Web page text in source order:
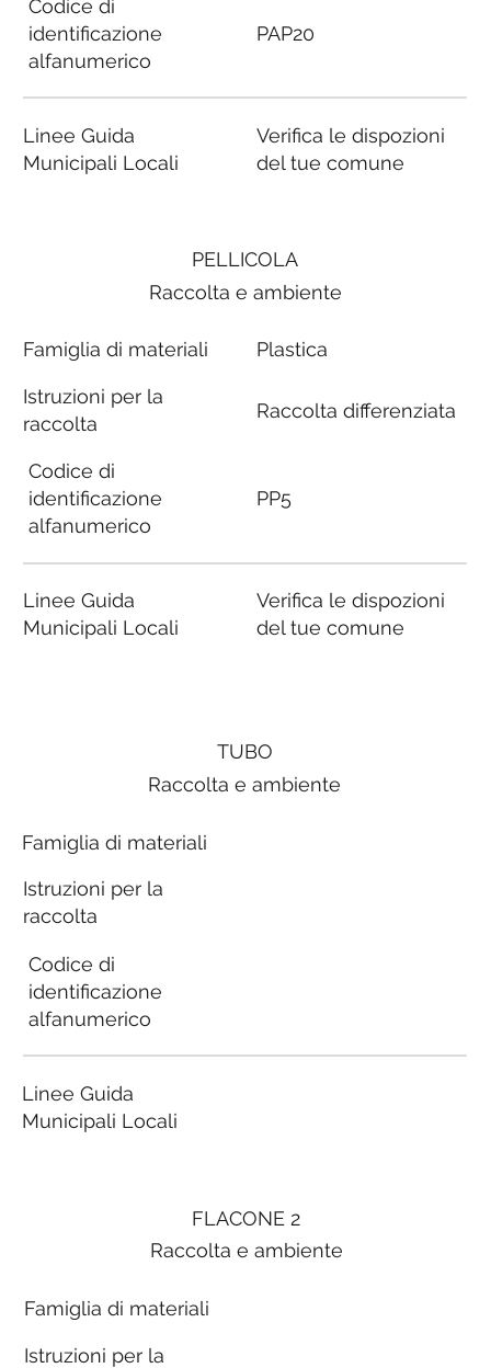
PELLICOLA
Raccolta e ambiente
Famiglia di materiali
Istruzioni per la
raccolta
Codice di
identificazione
alfanumerico
Linee Guida
Municipali Locali
Plastica
Raccolta differenziata
PP5
Verifica le dispozioni
del tue comune
FLACONE 2
Raccolta e ambiente
Famiglia di materiali
Istruzioni per la
Codice di
identificazione
alfanumerico
Linee Guida
Municipali Locali
PAP20
Verifica le dispozioni
del tue comune
TUBO
Raccolta e ambiente
Famiglia di materiali
Istruzioni per la
raccolta
Codice di
identificazione
alfanumerico
Linee Guida
Municipali Locali